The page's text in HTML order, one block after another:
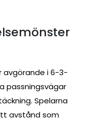
avgörande i 6-3-
passningsvägar
Spelarna
avstånd som